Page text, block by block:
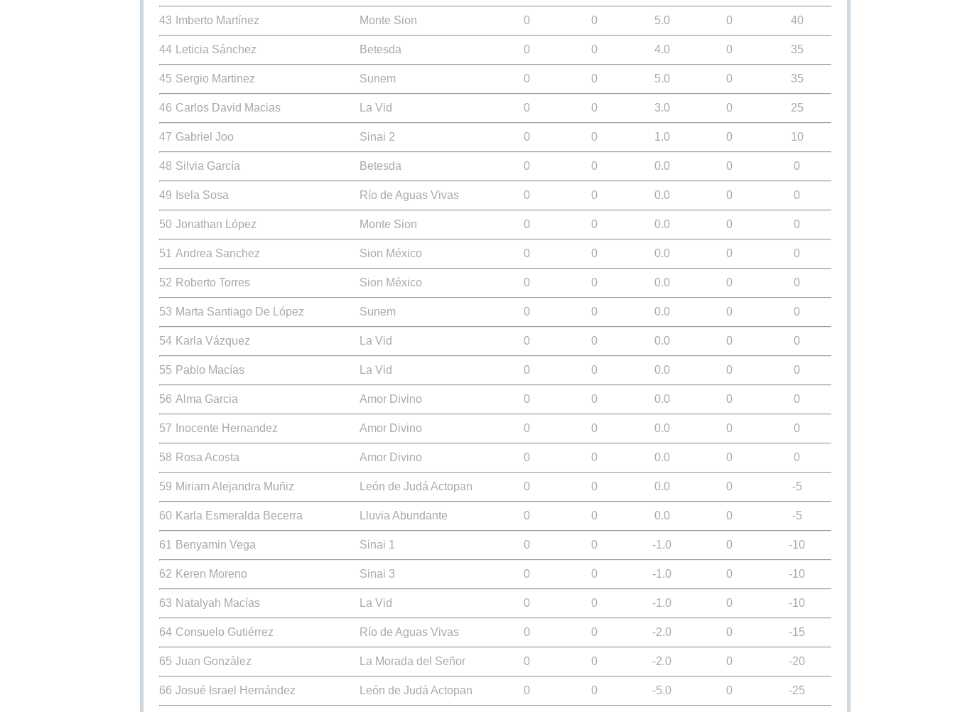
43 Imberto Martínez Monte Sion 0 0 5.0 0 40
44 Leticia Sánchez Betesda 0 0 4.0 0 35
45 Sergio Martinez Sunem 0 0 5.0 0 35
46 Carlos David Macias La Vid 0 0 3.0 0 25
47 Gabriel Joo Sinai 2 0 0 1.0 0 10
48 Silvia García Betesda 0 0 0.0 0 0
49 Isela Sosa Río de Aguas Vivas 0 0 0.0 0 0
50 Jonathan López Monte Sion 0 0 0.0 0 0
51 Andrea Sanchez Sion México 0 0 0.0 0 0
52 Roberto Torres Sion México 0 0 0.0 0 0
53 Marta Santiago De López Sunem 0 0 0.0 0 0
54 Karla Vázquez La Vid 0 0 0.0 0 0
55 Pablo Macías La Vid 0 0 0.0 0 0
56 Alma Garcia Amor Divino 0 0 0.0 0 0
57 Inocente Hernandez Amor Divino 0 0 0.0 0 0
58 Rosa Acosta Amor Divino 0 0 0.0 0 0
59 Miriam Alejandra Muñiz León de Judá Actopan 0 0 0.0 0 -5
60 Karla Esmeralda Becerra Lluvia Abundante 0 0 0.0 0 -5
61 Benyamin Vega Sinai 1 0 0 -1.0 0 -10
62 Keren Moreno Sinai 3 0 0 -1.0 0 -10
63 Natalyah Macías La Vid 0 0 -1.0 0 -10
64 Consuelo Gutiérrez Río de Aguas Vivas 0 0 -2.0 0 -15
65 Juan Gonzàlez La Morada del Señor 0 0 -2.0 0 -20
66 Josué Israel Hernández León de Judá Actopan 0 0 -5.0 0 -25